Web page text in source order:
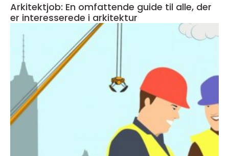
Arkitektjob: En omfattende guide til alle, der
er interesserede i arkitektur